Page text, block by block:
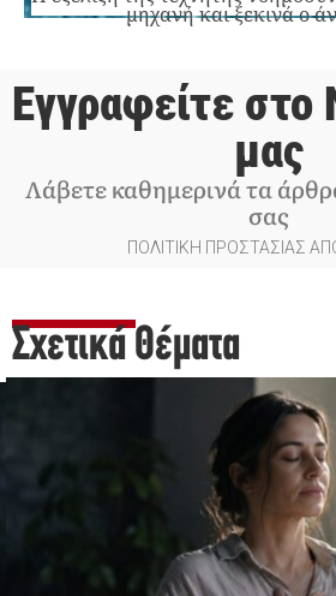
μηχανή και ξεκινά ο
Εγγραφείτε
μας
Λάβετε καθημερινά τα
σας
ΠΟΛΙΤΙΚΗ ΠΡΟΣΤΑΣΙΑΣ
Σχετικά Θέματα